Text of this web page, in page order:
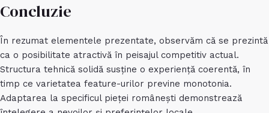
Concluzie
În rezumat elementele prezentate, observăm că se prezintă
ca o posibilitate atractivă în peisajul competitiv actual.
Structura tehnică solidă susține o experiență coerentă, în
timp ce varietatea feature-urilor previne monotonia.
Adaptarea la specificul pieței românești demonstrează